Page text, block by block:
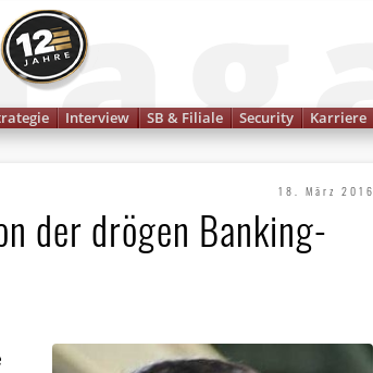
Interview SB & Filiale Security Karriere
18. März 2016
der drögen Banking-